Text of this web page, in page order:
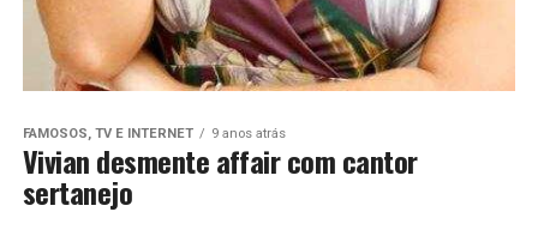
FAMOSOS, TV E INTERNET 9 anos atrás
Vivian desmente affair com cantor
sertanejo